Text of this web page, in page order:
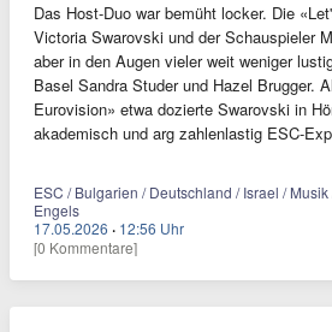
Das Host-Duo war bemüht locker. Die
Victoria Swarovski und der Schauspieler
aber in den Augen vieler weit weniger
Basel Sandra Studer und Hazel Brugger.
Eurovision» etwa dozierte Swarovski in
akademisch und arg zahlenlastig ESC-
ESC / Bulgarien / Deutschland / Israel /
Engels
17.05.2026 · 12:56 Uhr
[0 Kommentare]